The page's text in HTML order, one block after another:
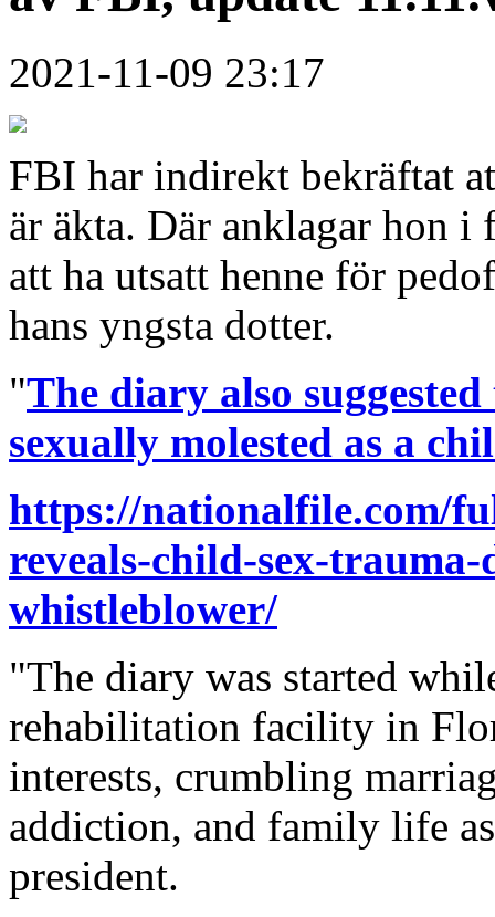
2021-11-09 23:17
FBI har indirekt bekräftat
är äkta. Där anklagar hon
att ha utsatt henne för
hans yngsta dotter.
"The diary also
sexually molested as a
https://nationalfile.com/
reveals-child-sex-
whistleblower/
"The diary was started
rehabilitation facility in
interests, crumbling
addiction, and family life
president.